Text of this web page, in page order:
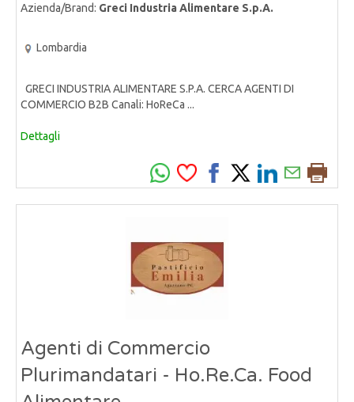
Azienda/Brand: Greci Industria Alimentare S.p.A.
Lombardia
GRECI INDUSTRIA ALIMENTARE S.P.A. CERCA AGENTI DI
COMMERCIO B2B Canali: HoReCa ...
Dettagli
Agenti di Commercio
Plurimandatari - Ho.Re.Ca. Food